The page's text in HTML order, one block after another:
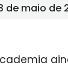
de maio de